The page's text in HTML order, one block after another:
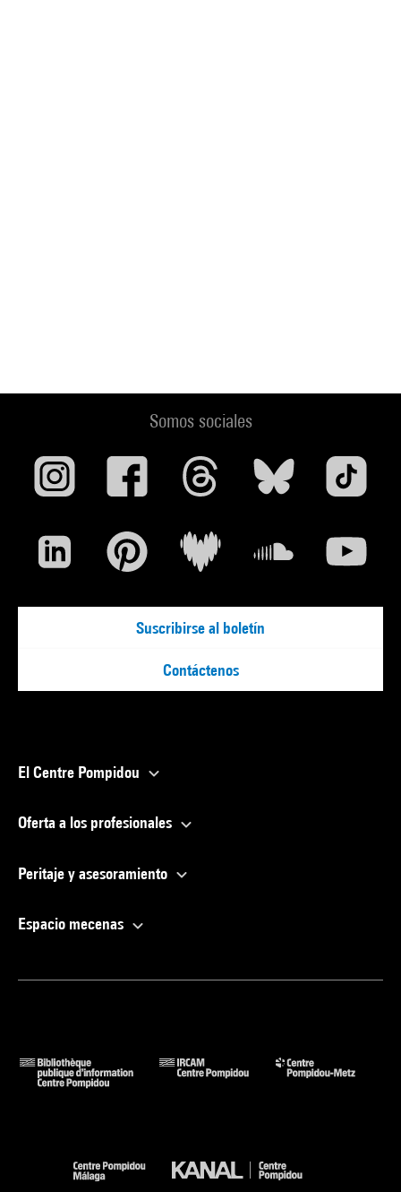
Somos sociales
Suscribirse al boletín
Contáctenos
El Centre Pompidou
Oferta a los profesionales
Peritaje y asesoramiento
Espacio mecenas